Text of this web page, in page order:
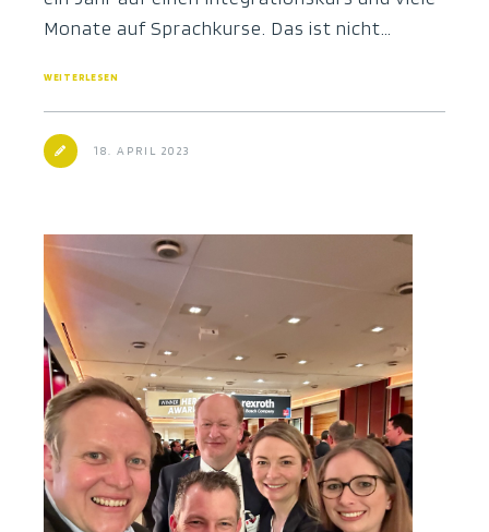
Monate auf Sprachkurse. Das ist nicht…
WEITERLESEN
18. APRIL 2023